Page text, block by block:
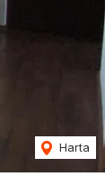
Harta